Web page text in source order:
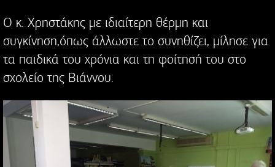
Ο κ. Χρηστάκης με ιδιαίτερη θέρμη και
συγκίνηση,όπως άλλωστε το συνηθίζει, μίλησε για
τα παιδικά του χρόνια και τη φοίτησή του στο
σχολείο της Βιάννου.